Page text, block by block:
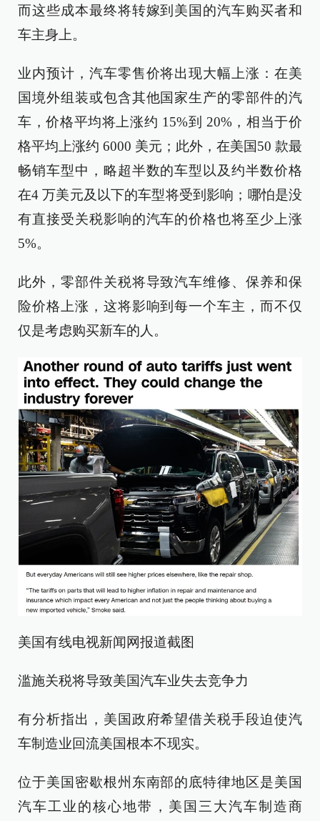
而这些成本最终将转嫁到美国的汽车购买者和
车主身上。
业内预计，汽车零售价将出现大幅上涨：在美
国境外组装或包含其他国家生产的零部件的汽
车，价格平均将上涨约 15%到 20%，相当于价
格平均上涨约 6000 美元；此外，在美国50 款最
畅销车型中，略超半数的车型以及约半数价格
在4 万美元及以下的车型将受到影响；哪怕是没
有直接受关税影响的汽车的价格也将至少上涨
5%。
此外，零部件关税将导致汽车维修、保养和保
险价格上涨，这将影响到每一个车主，而不仅
仅是考虑购买新车的人。
美国有线电视新闻网报道截图
滥施关税将导致美国汽车业失去竞争力
有分析指出，美国政府希望借关税手段迫使汽
车制造业回流美国根本不现实。
位于美国密歇根州东南部的底特律地区是美国
汽车工业的核心地带，美国三大汽车制造商